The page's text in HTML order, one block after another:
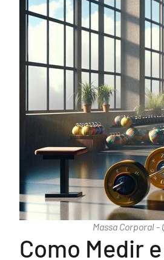
Massa Corporal
Como Medir